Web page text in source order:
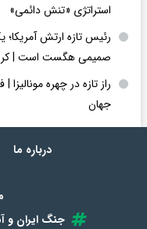
استراتژی «تنش دائمی»
رئیس تازه ارتش
صمیمی هگست است |
راز تازه در چهره
جهان
درباره ما
جنگ ایران و